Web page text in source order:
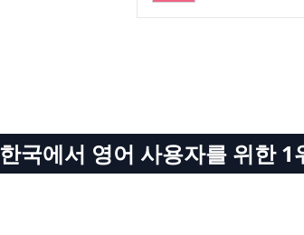
한국에서 영어 사용자를 위한